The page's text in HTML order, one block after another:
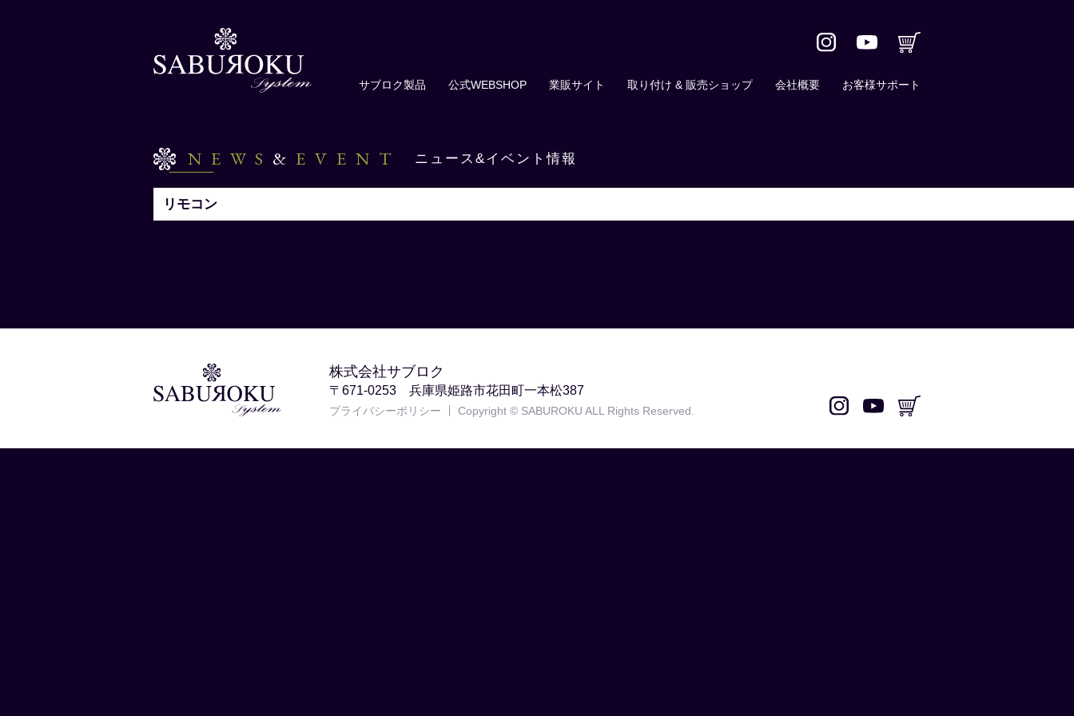
サブロク製品 公式WEBSHOP 業販サイト 取り付け & 販売ショップ 会社概要 お客様サポート
NEWS & EVENT ニュース&イベント情報
リモコン
株式会社サブロク
〒671-0253 兵庫県姫路市花田町一本松387
プライバシーポリシー Copyright © SABUROKU ALL Rights Reserved.